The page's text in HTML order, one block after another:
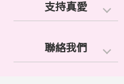
支持真愛
聯絡我們